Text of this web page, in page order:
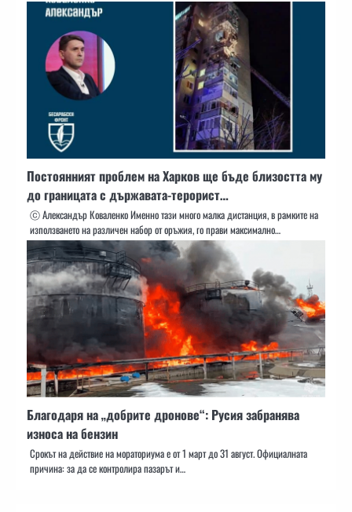
Постоянният проблем на Харков ще бъде близостта му
до границата с държавата-терорист…
ⓒ Александър Коваленко Именно тази много малка дистанция, в рамките на
използването на различен набор от оръжия, го прави максимално…
Благодаря на „добрите дронове“: Русия забранява
износа на бензин
Срокът на действие на мораториума е от 1 март до 31 август. Официалната
причина: за да се контролира пазарът и…